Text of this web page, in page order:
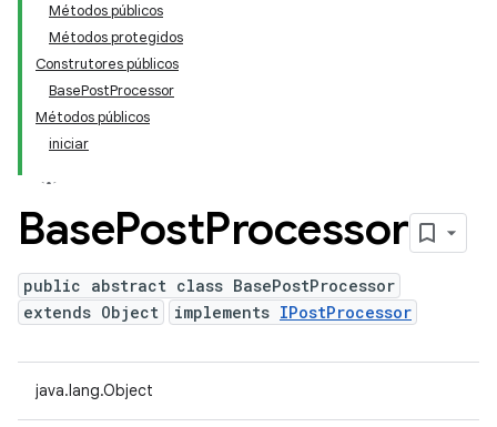
Métodos públicos
Métodos protegidos
Construtores públicos
BasePostProcessor
Métodos públicos
iniciar
BasePostProcessor
public abstract class BasePostProcessor
extends Object
implements IPostProcessor
java.lang.Object